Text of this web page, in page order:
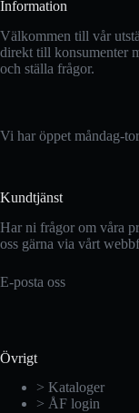
Information
Välkommen till vår
direkt till konsumenter
och ställa frågor.
Vi har öppet måndag-
Kundtjänst
Har ni frågor om våra
oss gärna via vårt
E-posta oss
Övrigt
> Kataloger
> ÅF login